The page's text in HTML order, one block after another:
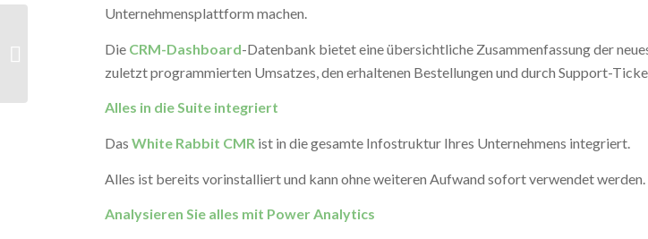
Unternehmensplattform machen.
Die CRM-Dashboard-Datenbank bietet eine übersichtliche Zusammenfassung der
zuletzt programmierten Umsatzes, den erhaltenen Bestellungen und durch Support-
Alles in die Suite integriert
DasWhite Rabbit CMR ist in die gesamte Infostruktur Ihres Unternehmens integriert.
Alles ist bereits vorinstalliert und kann ohne weiteren Aufwand sofort verwendet werden.
Analysieren Sie alles mit Power Analytics
Alles entdecken mit